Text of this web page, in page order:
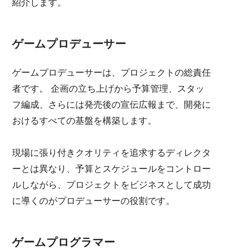
紹介します。
ゲームプロデューサー
ゲームプロデューサーは、プロジェクトの総責任
者です。 企画の立ち上げから予算管理、スタッ
フ編成、さらには発売後の宣伝広報まで、開発に
おけるすべての基盤を構築します。
現場に張り付きクオリティを追求するディレクタ
ーとは異なり、予算とスケジュールをコントロー
ルしながら、プロジェクトをビジネスとして成功
に導くのがプロデューサーの役割です。
ゲームプログラマー